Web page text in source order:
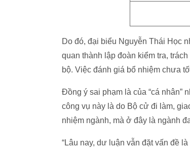
Do đó, đại biểu Nguyễn Thái Học
quan thành lập đoàn kiểm tra,
bộ. Việc đánh giá bổ nhiệm chưa
Đồng ý sai phạm là của “cá nhân”
công vụ này là do Bộ cử đi làm,
nhiệm ngành, mà ở đây là ngành
“Lâu nay, dư luận vẫn đặt vấn đề